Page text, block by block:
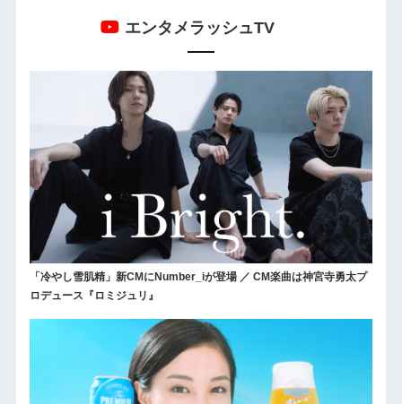
エンタメラッシュTV
「冷やし雪肌精」新CMにNumber_iが登場 ／ CM楽曲は神宮寺勇太プ
ロデュース『ロミジュリ』